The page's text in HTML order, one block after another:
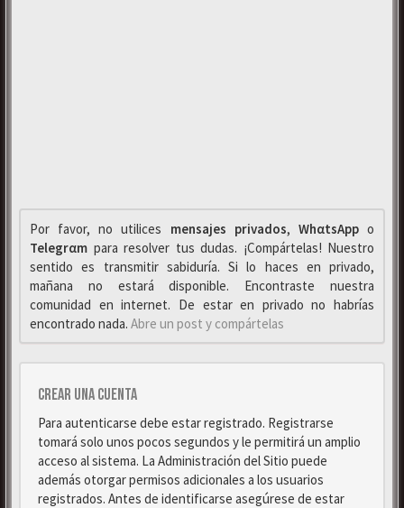
Por favor, no utilices mensajes privados, WhαtsAppo
Telegrαm para resolver tus dudas. ¡Compártelas! Nuestro
sentido es transmitir sabiduría. Si lo haces en privado,
mañana no estará disponible. Encontraste nuestra
comunidad en internet. De estar en privado no habrías
encontrado nada. Abre un post y compártelas
Crear una cuenta
Para autenticarse debe estar registrado. Registrarse
tomará solo unos pocos segundos y le permitirá un amplio
acceso al sistema. La Administración del Sitio puede
además otorgar permisos adicionales a los usuarios
registrados. Antes de identificarse asegúrese de estar